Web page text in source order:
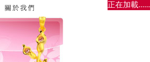
正在加載......